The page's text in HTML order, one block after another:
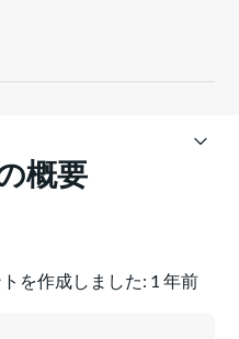
概要
を作成しました: 1 年前